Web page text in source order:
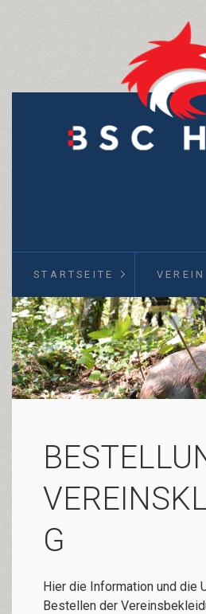
STARTSEITE VEREIN
G
Hier die Information und die
Bestellen der